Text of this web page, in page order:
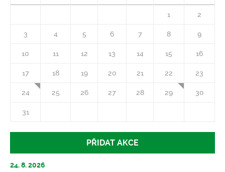
1 2
3 4 5 6 7 8 9
10 11 12 13 14 15 16
17 18 19 20 21 22 23
24 25 26 27 28 29 30
31
PŘIDAT AKCE
24. 8. 2026